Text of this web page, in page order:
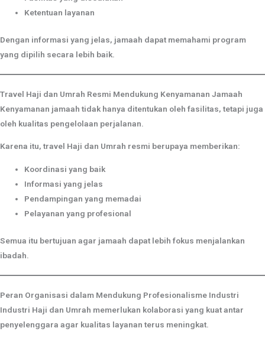
Ketentuan layanan
Dengan informasi yang jelas, jamaah dapat memahami program
yang dipilih secara lebih baik.
Travel Haji dan Umrah Resmi Mendukung Kenyamanan Jamaah
Kenyamanan jamaah tidak hanya ditentukan oleh fasilitas, tetapi juga
oleh kualitas pengelolaan perjalanan.
Karena itu, travel Haji dan Umrah resmi berupaya memberikan:
Koordinasi yang baik
Informasi yang jelas
Pendampingan yang memadai
Pelayanan yang profesional
Semua itu bertujuan agar jamaah dapat lebih fokus menjalankan
ibadah.
Peran Organisasi dalam Mendukung Profesionalisme Industri
Industri Haji dan Umrah memerlukan kolaborasi yang kuat antar
penyelenggara agar kualitas layanan terus meningkat.